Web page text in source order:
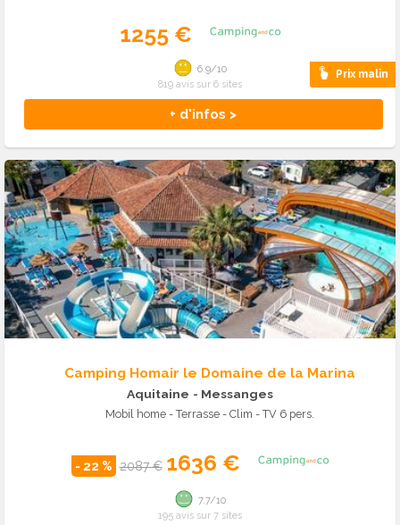
1255 €
Prix malin
+ d'infos >
6.9/10
819 avis sur 6 sites
Camping Homair le Domaine de la Marina
Aquitaine - Messanges
Mobil home - Terrasse - Clim - TV 6 pers.
- 22 % 2087 € 1636 €
7.7/10
195 avis sur 7 sites